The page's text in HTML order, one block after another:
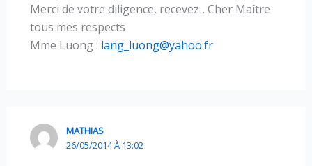
Merci de votre diligence, recevez , Cher Maître
tous mes respects
Mme Luong : lang_luong@yahoo.fr
MATHIAS
26/05/2014 À 13:02